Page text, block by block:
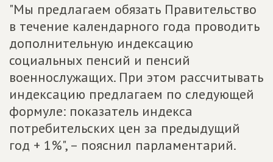
"Мы предлагаем обязать Правительство
в течение календарного года проводить
дополнительную индексацию
социальных пенсий и пенсий
военнослужащих. При этом рассчитывать
индексацию предлагаем по следующей
формуле: показатель индекса
потребительских цен за предыдущий
год + 1%", – пояснил парламентарий.